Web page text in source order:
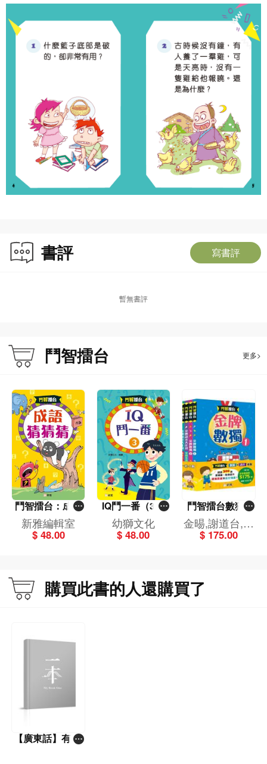
書評 寫書評
暫無書評
鬥智擂台 更多>
鬥智擂台：成語
猜猜猜
新雅編輯室
$ 48.00
IQ鬥一番（3）
[鬥智擂台]
幼獅文化
$ 48.00
鬥智擂台數獨X
語文套裝（一套4
冊）
金晹,謝道台,林
敏舫
$ 175.00
購買此書的人還購買了
【廣東話】有趣